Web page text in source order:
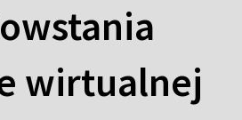
wirtualnej